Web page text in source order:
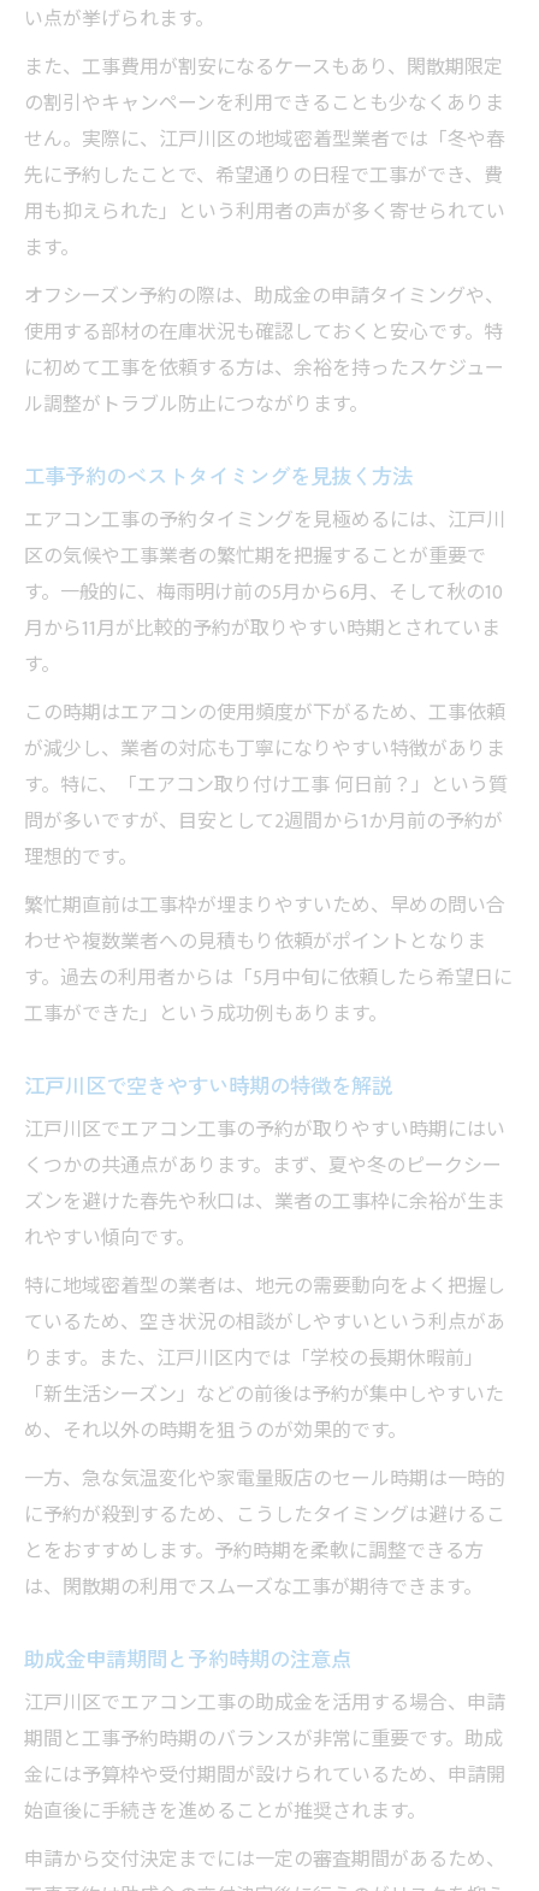
い点が挙げられます。
また、工事費用が割安になるケースもあり、閑散期限定
の割引やキャンペーンを利用できることも少なくありま
せん。実際に、江戸川区の地域密着型業者では「冬や春
先に予約したことで、希望通りの日程で工事ができ、費
用も抑えられた」という利用者の声が多く寄せられてい
ます。
オフシーズン予約の際は、助成金の申請タイミングや、
使用する部材の在庫状況も確認しておくと安心です。特
に初めて工事を依頼する方は、余裕を持ったスケジュー
ル調整がトラブル防止につながります。
工事予約のベストタイミングを見抜く方法
エアコン工事の予約タイミングを見極めるには、江戸川
区の気候や工事業者の繁忙期を把握することが重要で
す。一般的に、梅雨明け前の5月から6月、そして秋の10
月から11月が比較的予約が取りやすい時期とされていま
す。
この時期はエアコンの使用頻度が下がるため、工事依頼
が減少し、業者の対応も丁寧になりやすい特徴がありま
す。特に、「エアコン取り付け工事 何日前？」という質
問が多いですが、目安として2週間から1か月前の予約が
理想的です。
繁忙期直前は工事枠が埋まりやすいため、早めの問い合
わせや複数業者への見積もり依頼がポイントとなりま
す。過去の利用者からは「5月中旬に依頼したら希望日に
工事ができた」という成功例もあります。
江戸川区で空きやすい時期の特徴を解説
江戸川区でエアコン工事の予約が取りやすい時期にはい
くつかの共通点があります。まず、夏や冬のピークシー
ズンを避けた春先や秋口は、業者の工事枠に余裕が生ま
れやすい傾向です。
特に地域密着型の業者は、地元の需要動向をよく把握し
ているため、空き状況の相談がしやすいという利点があ
ります。また、江戸川区内では「学校の長期休暇前」
「新生活シーズン」などの前後は予約が集中しやすいた
め、それ以外の時期を狙うのが効果的です。
一方、急な気温変化や家電量販店のセール時期は一時的
に予約が殺到するため、こうしたタイミングは避けるこ
とをおすすめします。予約時期を柔軟に調整できる方
は、閑散期の利用でスムーズな工事が期待できます。
助成金申請期間と予約時期の注意点
江戸川区でエアコン工事の助成金を活用する場合、申請
期間と工事予約時期のバランスが非常に重要です。助成
金には予算枠や受付期間が設けられているため、申請開
始直後に手続きを進めることが推奨されます。
申請から交付決定までには一定の審査期間があるため、